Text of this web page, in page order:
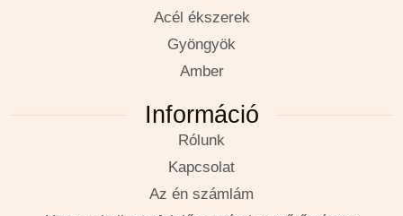
Acél ékszerek
Gyöngyök
Amber
Információ
Rólunk
Kapcsolat
Az én számlám